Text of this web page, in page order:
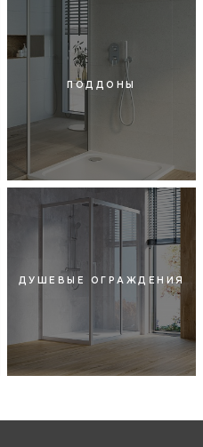
ПОДДОНЫ
ДУШЕВЫЕ ОГРАЖДЕНИЯ